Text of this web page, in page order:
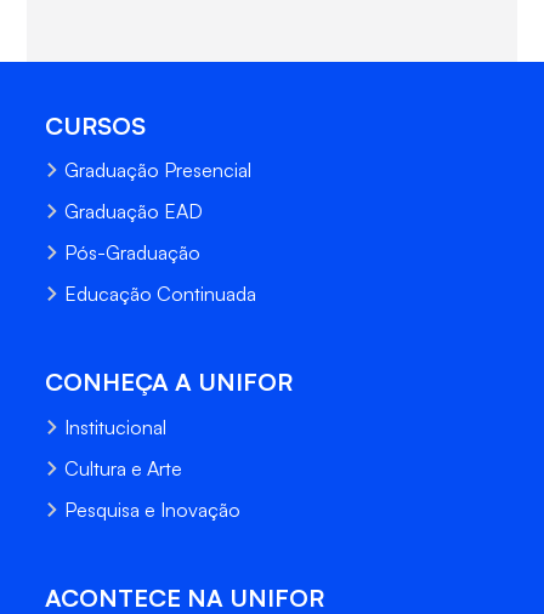
CURSOS
Graduação Presencial
Graduação EAD
Pós-Graduação
Educação Continuada
CONHEÇA A UNIFOR
Institucional
Cultura e Arte
Pesquisa e Inovação
ACONTECE NA UNIFOR